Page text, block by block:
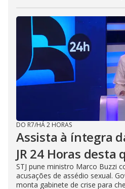
DO R7/HÁ 2 HORAS
Assista à íntegra
JR 24 Horas desta
STJ pune ministro Marco Buzzi
acusações de assédio sexual.
monta gabinete de crise para